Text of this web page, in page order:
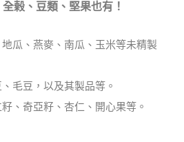
榖、豆類、堅果也有！
瓜、燕麥、南瓜、玉米等未精製
毛豆，以及其製品等。
籽、奇亞籽、杏仁、開心果等。